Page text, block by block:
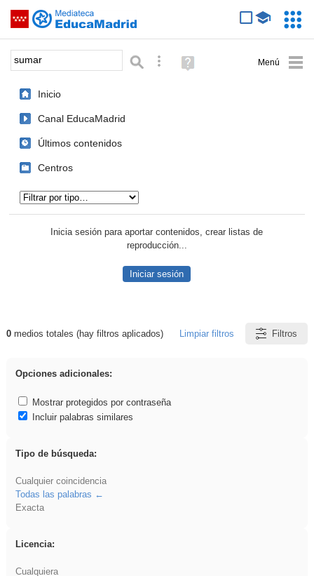
Saltar navegación
Palabra o frase: Búsqueda avanzada
Ayuda
(en
Inicio
Canal EducaMadrid
Últimos contenidos
Centros
Inicia sesión para aportar contenidos, crear listas de
reproducción...
Iniciar sesión
Resultados de: sumar
0medios totales (hay filtros aplicados) Limpiar filtros Filtros
Opciones adicionales:
Mostrar protegidos por contraseña
Incluir palabras similares
Tipo de búsqueda:
Cualquier coincidencia
Todas las palabras
Exacta
Licencia:
Cualquiera